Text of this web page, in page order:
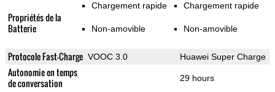
Propriétés de la
Batterie
Chargement rapide
Non-amovible
Chargement rapide
Non-amovible
Protocole Fast-Charge VOOC 3.0 Huawei Super Charge
Autonomie en temps
de conversation
29 hours